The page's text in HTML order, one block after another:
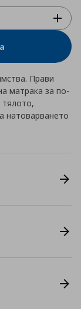
Прави
матрака за по-
натоварването